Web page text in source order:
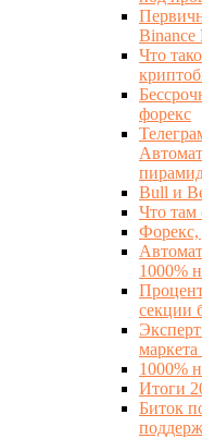
Binance
Что
форекс
Bull и
Что там
Форекс,
1000%
секции
1000%
Итоги
Биток